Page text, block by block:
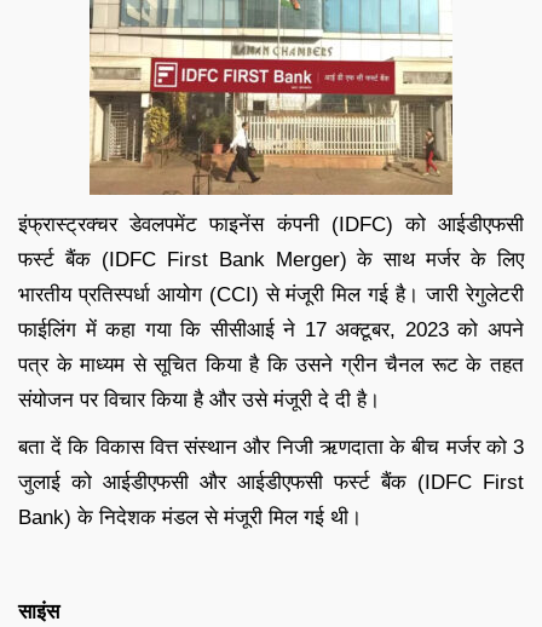
इंफ्रास्ट्रक्चर डेवलपमेंट फाइनेंस कंपनी (IDFC) को आईडीएफसी
फर्स्ट बैंक (IDFC First Bank Merger) के साथ मर्जर के लिए
भारतीय प्रतिस्पर्धा आयोग (CCI) से मंजूरी मिल गई है। जारी रेगुलेटरी
फाईलिंग में कहा गया कि सीसीआई ने 17 अक्टूबर, 2023 को अपने
पत्र के माध्यम से सूचित किया है कि उसने ग्रीन चैनल रूट के तहत
संयोजन पर विचार किया है और उसे मंजूरी दे दी है।
बता दें कि विकास वित्त संस्थान और निजी ऋणदाता के बीच मर्जर को 3
जुलाई को आईडीएफसी और आईडीएफसी फर्स्ट बैंक (IDFC First
Bank) के निदेशक मंडल से मंजूरी मिल गई थी।
साइंस